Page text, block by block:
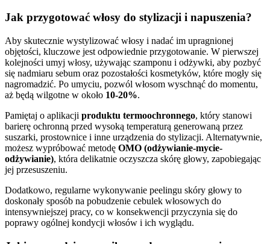
Jak przygotować włosy do stylizacji i napuszenia?
Aby skutecznie wystylizować włosy i nadać im upragnionej
objętości, kluczowe jest odpowiednie przygotowanie. W pierwszej
kolejności umyj włosy, używając szamponu i odżywki, aby pozbyć
się nadmiaru sebum oraz pozostałości kosmetyków, które mogły się
nagromadzić. Po umyciu, pozwól włosom wyschnąć do momentu,
aż będą wilgotne w około 10-20%.
Pamiętaj o aplikacji produktu termoochronnego, który stanowi
barierę ochronną przed wysoką temperaturą generowaną przez
suszarki, prostownice i inne urządzenia do stylizacji. Alternatywnie,
możesz wypróbować metodę OMO (odżywianie-mycie-
odżywianie), która delikatnie oczyszcza skórę głowy, zapobiegając
jej przesuszeniu.
Dodatkowo, regularne wykonywanie peelingu skóry głowy to
doskonały sposób na pobudzenie cebulek włosowych do
intensywniejszej pracy, co w konsekwencji przyczynia się do
poprawy ogólnej kondycji włosów i ich wyglądu.